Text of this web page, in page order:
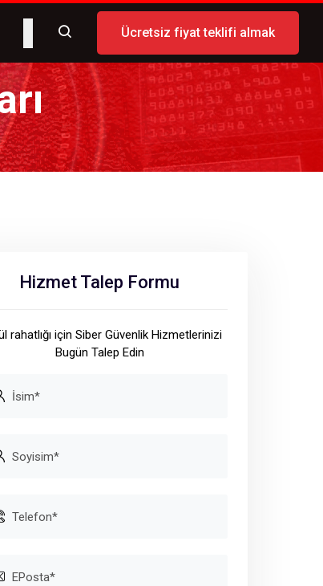
Ücretsiz fiyat teklifi almak
Hizmet Talep Formu
rahatlığı için Siber Güvenlik Hizmetlerinizi
Bugün Talep Edin